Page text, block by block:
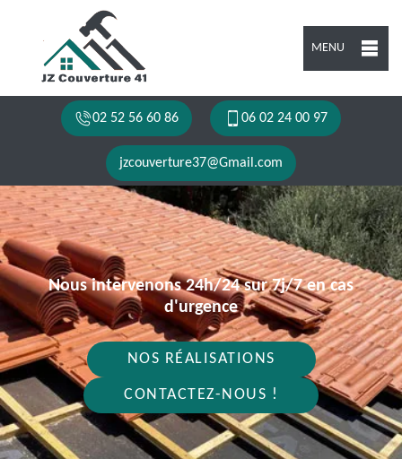
MENU
02 52 56 60 86 06 02 24 00 97
jzcouverture37@Gmail.com
Nous intervenons 24h/24 sur 7j/7 en cas
d'urgence
NOS RÉALISATIONS
CONTACTEZ-NOUS !